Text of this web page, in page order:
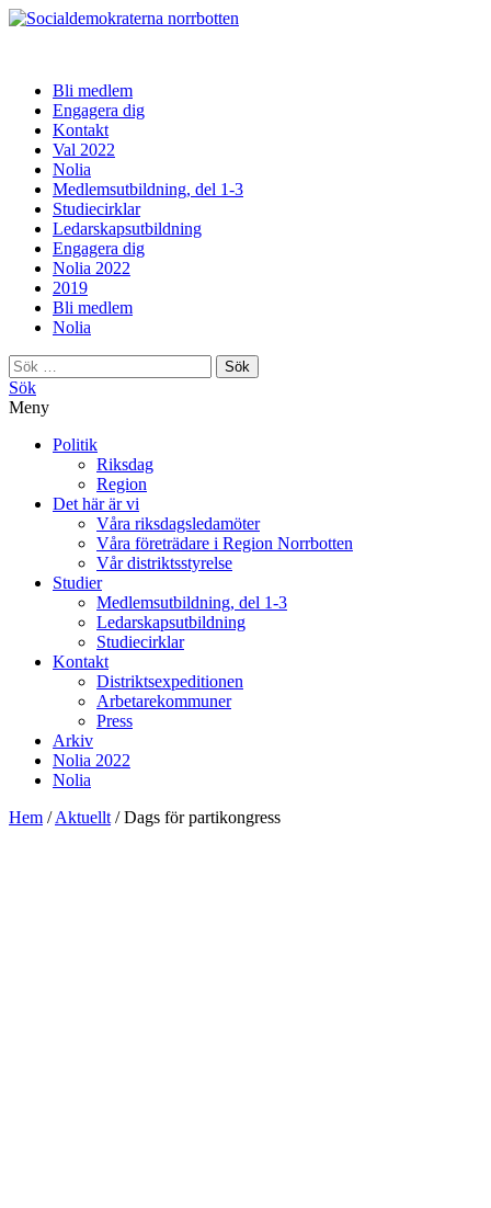
norrbotten
Bli medlem
Engagera dig
Kontakt
Val 2022
Nolia
Medlemsutbildning, del 1-3
Studiecirklar
Ledarskapsutbildning
Engagera dig
Nolia 2022
2019
Bli medlem
Nolia
Sök
efter:
Sök
Meny
Politik
Riksdag
Region
Det här är vi
Våra riksdagsledamöter
Våra företrädare i Region Norrbotten
Vår distriktsstyrelse
Studier
Medlemsutbildning, del 1-3
Ledarskapsutbildning
Studiecirklar
Kontakt
Distriktsexpeditionen
Arbetarekommuner
Press
Arkiv
Nolia 2022
Nolia
Hem /Aktuellt /Dags för partikongress